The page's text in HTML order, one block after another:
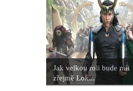
Jak velkou roli bude mít
zřejmě Lok...